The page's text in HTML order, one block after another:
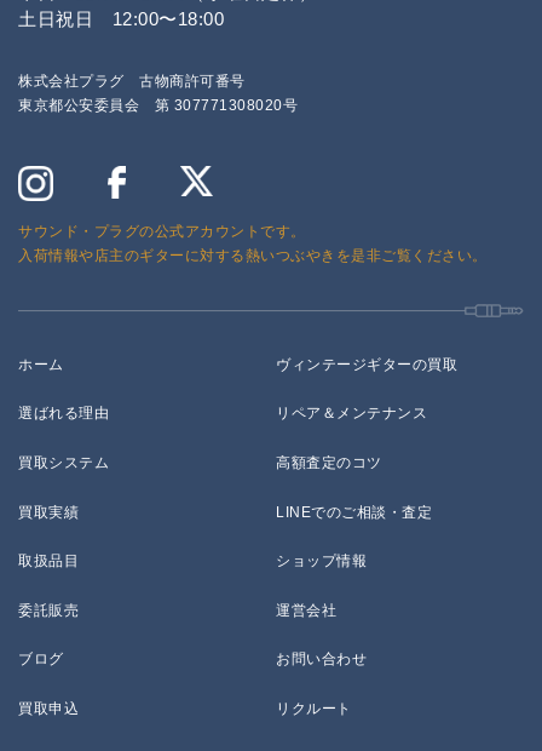
土日祝日 12:00〜18:00
株式会社プラグ 古物商許可番号
東京都公安委員会 第 307771308020号
サウンド・プラグの公式アカウントです。
入荷情報や店主のギターに対する熱いつぶやきを是非ご覧ください。
ホーム
選ばれる理由
買取システム
買取実績
取扱品目
委託販売
ブログ
買取申込
ヴィンテージギターの買取
リペア＆メンテナンス
高額査定のコツ
LINEでのご相談・査定
ショップ情報
運営会社
お問い合わせ
リクルート